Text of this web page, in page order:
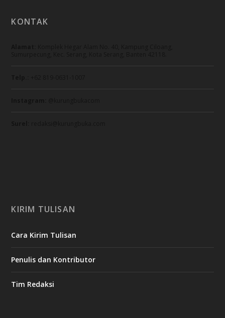
KONTAK
KIRIM TULISAN
Cara Kirim Tulisan
Penulis dan Kontributor
Tim Redaksi